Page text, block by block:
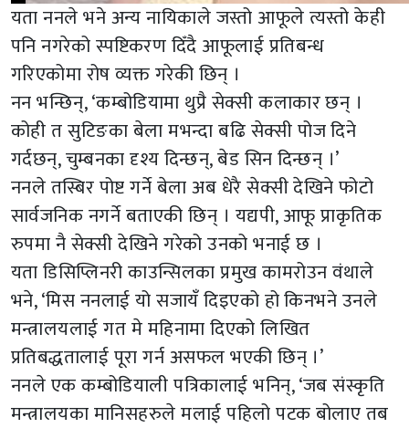
यता ननले भने अन्य नायिकाले जस्तो आफूले त्यस्तो केही
पनि नगरेको स्पष्टिकरण दिँदै आफूलाई प्रतिबन्ध
गरिएकोमा रोष व्यक्त गरेकी छिन् ।
नन भन्छिन्, ‘कम्बोडियामा थुप्रै सेक्सी कलाकार छन् ।
कोही त सुटिङका बेला मभन्दा बढि सेक्सी पोज दिने
गर्दछन्, चुम्बनका दृश्य दिन्छन्, बेड सिन दिन्छन् ।’
ननले तस्बिर पोष्ट गर्ने बेला अब धेरै सेक्सी देखिने फोटो
सार्वजनिक नगर्ने बताएकी छिन् । यद्यपी, आफू प्राकृतिक
रुपमा नै सेक्सी देखिने गरेको उनको भनाई छ ।
यता डिसिप्लिनरी काउन्सिलका प्रमुख कामरोउन वंथाले
भने, ‘मिस ननलाई यो सजायँ दिइएको हो किनभने उनले
मन्त्रालयलाई गत मे महिनामा दिएको लिखित
प्रतिबद्धतालाई पूरा गर्न असफल भएकी छिन् ।’
ननले एक कम्बोडियाली पत्रिकालाई भनिन्, ‘जब संस्कृति
मन्त्रालयका मानिसहरुले मलाई पहिलो पटक बोलाए तब